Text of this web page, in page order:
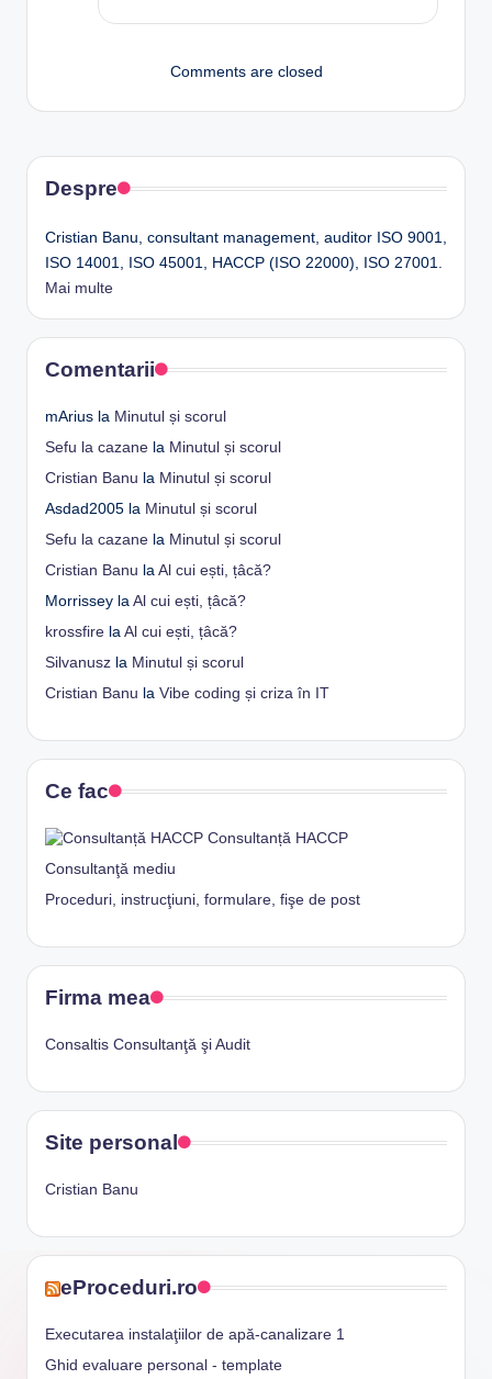
Comments are closed
Despre
Cristian Banu, consultant management, auditor ISO 9001,
ISO 14001, ISO 45001, HACCP (ISO 22000), ISO 27001.
Mai multe
Comentarii
mArius la Minutul și scorul
Sefu la cazane la Minutul și scorul
Cristian Banu la Minutul și scorul
Asdad2005 la Minutul și scorul
Sefu la cazane la Minutul și scorul
Cristian Banu la Al cui ești, țâcă?
Morrissey la Al cui ești, țâcă?
krossfire la Al cui ești, țâcă?
Silvanusz la Minutul și scorul
Cristian Banu la Vibe coding și criza în IT
Ce fac
Consultanță HACCP
Consultanţă mediu
Proceduri, instrucţiuni, formulare, fişe de post
Firma mea
Consaltis Consultanţă şi Audit
Site personal
Cristian Banu
eProceduri.ro
Executarea instalaţiilor de apă-canalizare 1
Ghid evaluare personal - template